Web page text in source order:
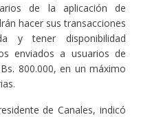
de la aplicación de
hacer sus transacciones
y tener disponibilidad
enviados a usuarios de
800.000, en un máximo
de Canales, indicó